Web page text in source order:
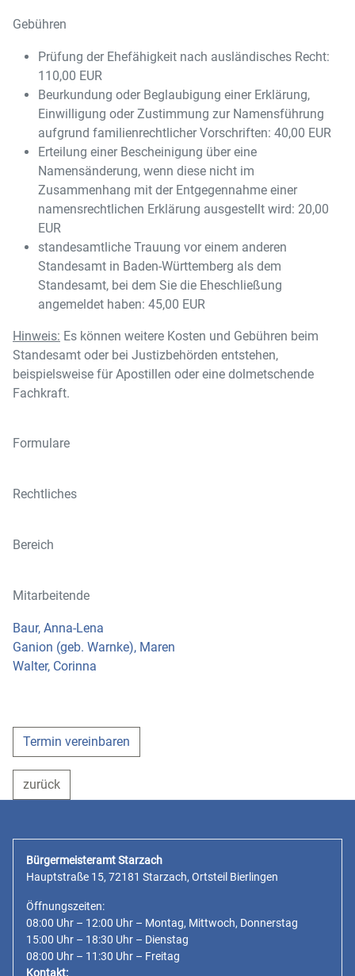
Gebühren
Prüfung der Ehefähigkeit nach ausländisches Recht:
110,00 EUR
Beurkundung oder Beglaubigung einer Erklärung,
Einwilligung oder Zustimmung zur Namensführung
aufgrund familienrechtlicher Vorschriften: 40,00 EUR
Erteilung einer Bescheinigung über eine
Namensänderung, wenn diese nicht im
Zusammenhang mit der Entgegennahme einer
namensrechtlichen Erklärung ausgestellt wird: 20,00
EUR
standesamtliche Trauung vor einem anderen
Standesamt in Baden-Württemberg als dem
Standesamt, bei dem Sie die Eheschließung
angemeldet haben: 45,00 EUR
Hinweis: Es können weitere Kosten und Gebühren beim
Standesamt oder bei Justizbehörden entstehen,
beispielsweise für Apostillen oder eine dolmetschende
Fachkraft.
Formulare
Rechtliches
Bereich
Mitarbeitende
Baur, Anna-Lena
Ganion (geb. Warnke), Maren
Walter, Corinna
Termin vereinbaren
zurück
Bürgermeisteramt Starzach
Hauptstraße 15, 72181 Starzach, Ortsteil Bierlingen
Öffnungszeiten:
08:00 Uhr – 12:00 Uhr – Montag, Mittwoch, Donnerstag
15:00 Uhr – 18:30 Uhr – Dienstag
08:00 Uhr – 11:30 Uhr – Freitag
Kontakt: